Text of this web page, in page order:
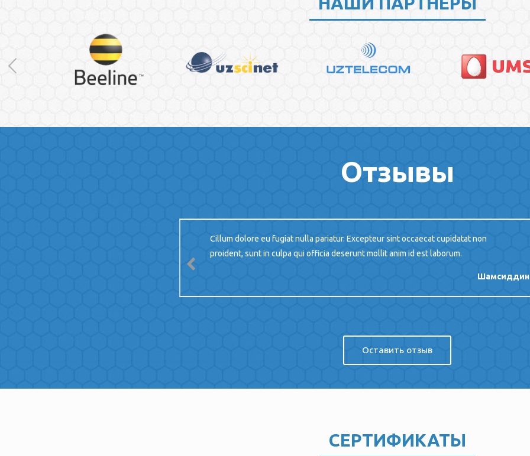
Отзывы
Сillum dolore eu fugiat nulla pariatur. Excepteur sint occaecat cupidatat non
proident, sunt in culpa qui officia deserunt mollit anim id est laborum.
Шамсиддин
Оставить отзыв
СЕРТИФИКАТЫ